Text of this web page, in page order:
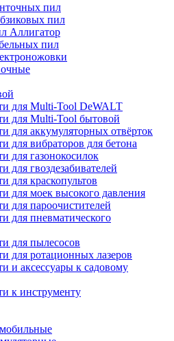
пил
пил
Аллигатор
пил
для Multi-Tool DeWALT
для Multi-Tool бытовой
для аккумуляторных отвёрток
для вибраторов для бетона
для газонокосилок
для гвоздезабивателей
для краскопультов
для моек высокого давления
для пароочистителей
для пневматического
для пылесосов
для ротационных лазеров
и аксессуары к садовому
к инструменту